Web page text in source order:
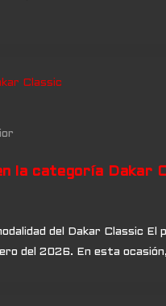
la categoría Dakar
del Dakar Classic El
del 2026. En esta